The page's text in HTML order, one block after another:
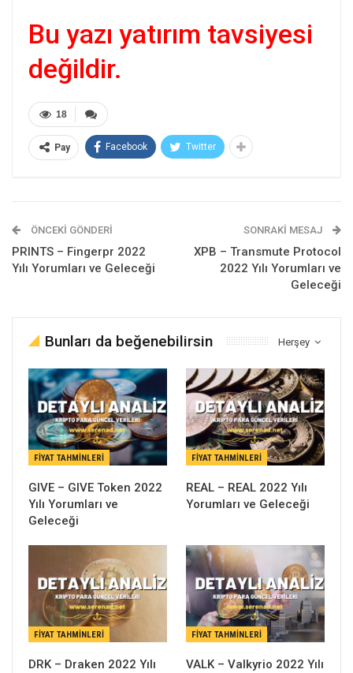
Bu yazı yatırım tavsiyesi
değildir.
18
Pay Facebook Twitter
ÖNCEKI GÖNDERI
PRINTS – Fingerpr 2022
Yılı Yorumları ve Geleceği
SONRAKI MESAJ
XPB – Transmute Protocol
2022 Yılı Yorumları ve
Geleceği
Herşey
Bunları da beğenebilirsin
FIYAT TAHMINLERI
GIVE – GIVE Token 2022
Yılı Yorumları ve
Geleceği
FIYAT TAHMINLERI
REAL – REAL 2022 Yılı
Yorumları ve Geleceği
FIYAT TAHMINLERI
DRK – Draken 2022 Yılı
FIYAT TAHMINLERI
VALK – Valkyrio 2022 Yılı